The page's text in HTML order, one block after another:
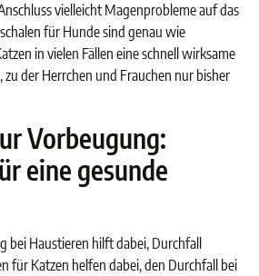
vielleicht Magenprobleme auf das
für Hunde sind genau wie
in vielen Fällen eine schnell wirksame
der Herrchen und Frauchen nur bisher
Vorbeugung:
eine gesunde
bei Haustieren hilft dabei, Durchfall
für Katzen helfen dabei, den Durchfall bei